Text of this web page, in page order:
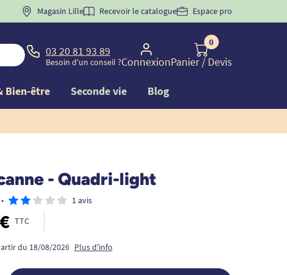
BIENVENUE" pourla 1ère commande d'incontinence
Magasin Lille Recevoir le catalogue Espace pro
03 20 81 93 89
Besoin d'un conseil ?Connexion
0
Panier/ Devis
Bien-être Seconde vie Blog
- Quadri-light
• 1 avis
TTC
du 18/08/2026 Plus d'info